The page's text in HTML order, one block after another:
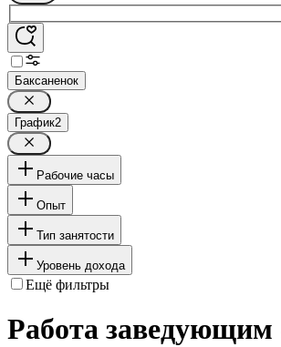
Баксаненок
График2
Рабочие часы
Опыт
Тип занятости
Уровень дохода
Ещё фильтры
Работа заведующим